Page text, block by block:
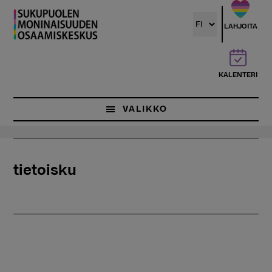
Hyppää
pääsisältöön
LAHJOITA
KALENTERI
VALIKKO
tietoisku